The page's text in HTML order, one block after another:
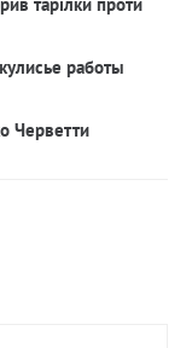
работы
Черветти